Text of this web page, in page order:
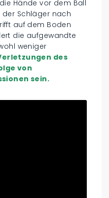
Hände vor dem Ball
der Schläger nach
auf dem Boden
die aufgewandte
weniger
des
von
sein.